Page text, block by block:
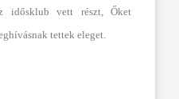
idősklub vett részt, Őket
tettek eleget.